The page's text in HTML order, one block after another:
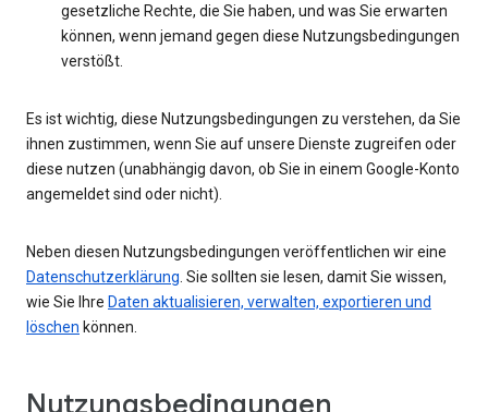
gesetzliche Rechte, die Sie haben, und was Sie erwarten
können, wenn jemand gegen diese Nutzungsbedingungen
verstößt.
Es ist wichtig, diese Nutzungsbedingungen zu verstehen, da Sie
ihnen zustimmen, wenn Sie auf unsere Dienste zugreifen oder
diese nutzen (unabhängig davon, ob Sie in einem Google-Konto
angemeldet sind oder nicht).
Neben diesen Nutzungsbedingungen veröffentlichen wir eine
Datenschutzerklärung . Sie sollten sie lesen, damit Sie wissen,
wie Sie Ihre Daten aktualisieren, verwalten, exportieren und
löschen können.
Nutzungsbedingungen